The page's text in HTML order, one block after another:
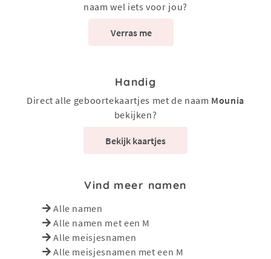
naam wel iets voor jou?
Verras me
Handig
Direct alle geboortekaartjes met de naam Mounia
bekijken?
Bekijk kaartjes
Vind meer namen
Alle namen
Alle namen met een M
Alle meisjesnamen
Alle meisjesnamen met een M